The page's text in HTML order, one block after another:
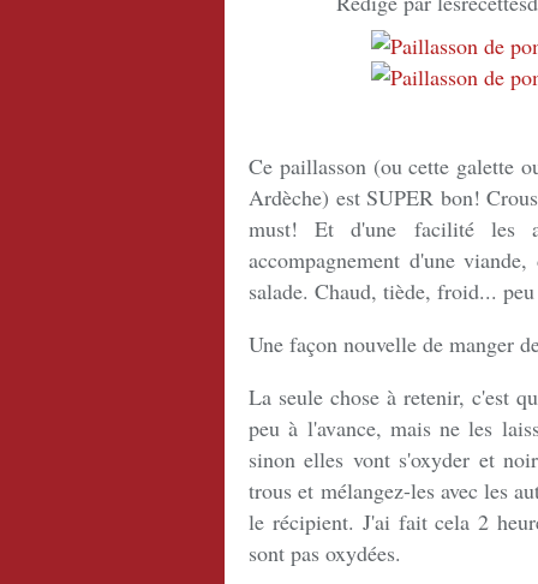
Ce paillasson (ou cette galette
Ardèche) est SUPER bon!
must! Et d'une facilité les
accompagnement d'une
salade. Chaud, tiède, froid...
Une façon nouvelle de manger
La seule chose à retenir, c'est
peu à l'avance, mais ne les
sinon elles vont s'oxyder et
trous et mélangez-les avec les
le récipient. J'ai fait cela 2
sont pas oxydées.